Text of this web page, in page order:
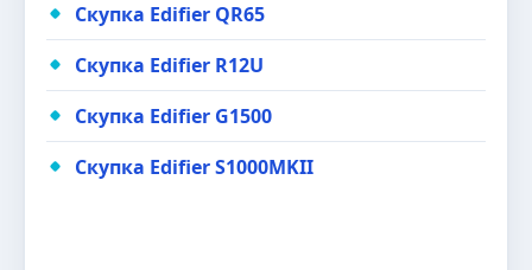
Скупка Edifier QR65
Скупка Edifier R12U
Скупка Edifier G1500
Скупка Edifier S1000MKII